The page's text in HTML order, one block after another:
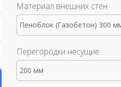
Материал внешних стен
Пеноблок (Газобетон) 300
Перегородки несущие
200 мм